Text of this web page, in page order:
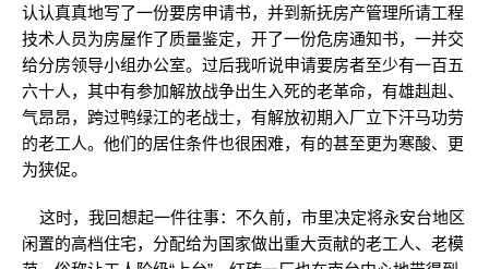
认认真真地写了一份要房申请书，并到新抚房产管理所请工程
技术人员为房屋作了质量鉴定，开了一份危房通知书，一并交
给分房领导小组办公室。过后我听说申请要房者至少有一百五
六十人，其中有参加解放战争出生入死的老革命，有雄赳赳、
气昂昂，跨过鸭绿江的老战士，有解放初期入厂立下汗马功劳
的老工人。他们的居住条件也很困难，有的甚至更为寒酸、更
为狭促。
这时，我回想起一件往事：不久前，市里决定将永安台地区
闲置的高档住宅，分配给为国家做出重大贡献的老工人、老模